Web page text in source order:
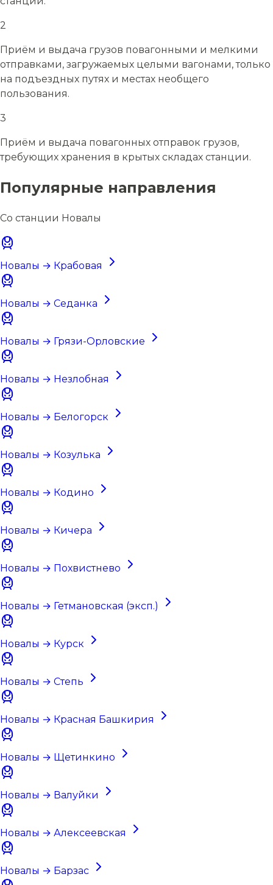
2
Приём и выдача грузов повагонными и мелкими
отправками, загружаемых целыми вагонами, только
на подъездных путях и местах необщего
пользования.
3
Приём и выдача повагонных отправок грузов,
требующих хранения в крытых складах станции.
Популярные направления
Со станции Новалы
Новалы → Крабовая
Новалы → Седанка
Новалы → Грязи-Орловские
Новалы → Незлобная
Новалы → Белогорск
Новалы → Козулька
Новалы → Кодино
Новалы → Кичера
Новалы → Похвистнево
Новалы → Гетмановская (эксп.)
Новалы → Курск
Новалы → Степь
Новалы → Красная Башкирия
Новалы → Щетинкино
Новалы → Валуйки
Новалы → Алексеевская
Новалы → Барзас